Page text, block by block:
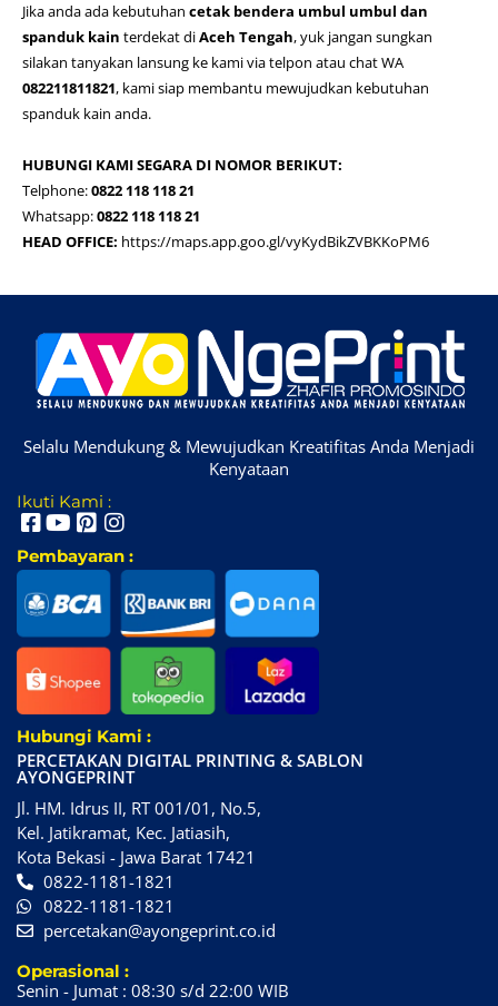
Jika anda ada kebutuhan cetak bendera umbul umbul dan
spanduk kain terdekat diAceh Tengah, yuk jangan sungkan
silakan tanyakan lansung ke kami via telpon atau chat WA
082211811821, kami siap membantu mewujudkan kebutuhan
spanduk kain anda.
HUBUNGI KAMI SEGARA DI NOMOR BERIKUT:
Telphone:0822 118 118 21
Whatsapp:0822 118 118 21
HEAD OFFICE: https://maps.app.goo.gl/vyKydBikZVBKKoPM6
Selalu Mendukung & Mewujudkan Kreatifitas Anda Menjadi
Kenyataan
Ikuti Kami :
Pembayaran :
Hubungi Kami :
PERCETAKAN DIGITAL PRINTING & SABLON
AYONGEPRINT
Jl. HM. Idrus II, RT 001/01, No.5,
Kel. Jatikramat, Kec. Jatiasih,
Kota Bekasi - Jawa Barat 17421
0822-1181-1821
0822-1181-1821
percetakan@ayongeprint.co.id
Operasional :
Senin - Jumat : 08:30 s/d 22:00 WIB